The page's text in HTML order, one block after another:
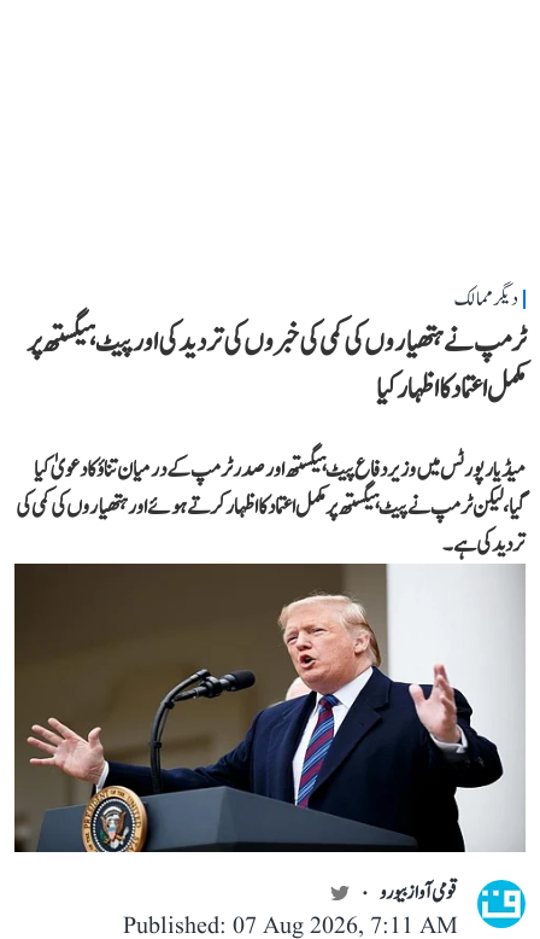
دیگر ممالک
ٹرمپ نے ہتھیاروں کی کمی کی خبروں کی تردید کی اور پیٹ ہیگستھ پر
مکمل اعتماد کا اظہار کیا
میڈیا رپورٹس میں وزیر دفاع پیٹ ہیگستھ اور صدر ٹرمپ کے درمیان تناؤ کا دعویٰ کیا
گیا، لیکن ٹرمپ نے پیٹ ہیگستھ پر مکمل اعتماد کا اظہار کرتے ہوئے اور ہتھیاروں کی کمی کی
تردید کی ہے۔
قومی آواز بیورو
Published: 07 Aug 2026, 7:11 AM